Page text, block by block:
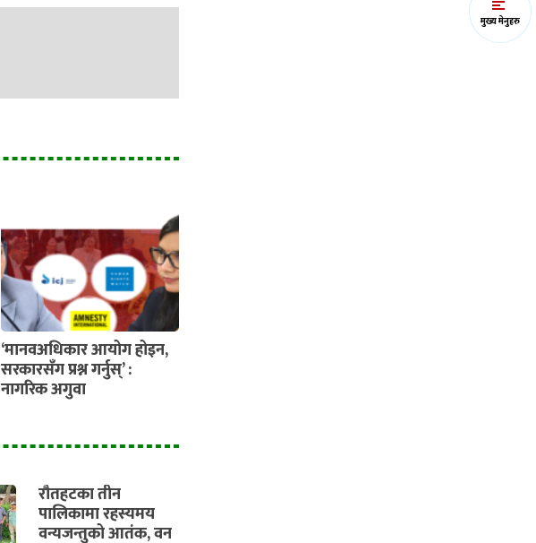
मुख्य मेनुहरु
‘मानवअधिकार आयोग होइन,
सरकारसँग प्रश्न गर्नुस्’ :
नागरिक अगुवा
रौतहटका तीन
पालिकामा रहस्यमय
वन्यजन्तुको आतंक, वन